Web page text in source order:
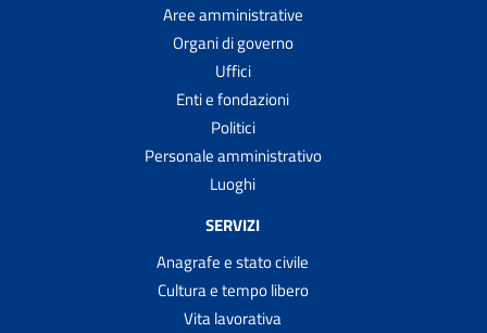
Aree amministrative
Organi di governo
Uffici
Enti e fondazioni
Politici
Personale amministrativo
Luoghi
SERVIZI
Anagrafe e stato civile
Cultura e tempo libero
Vita lavorativa